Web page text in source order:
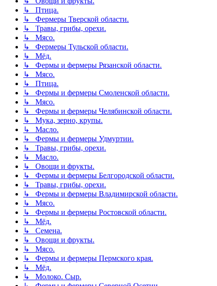
↳ Птица.
↳ Фермеры Тверской области.
↳ Травы, грибы, орехи.
↳ Мясо.
↳ Фермеры Тульской области.
↳ Мёд.
↳ Фермы и фермеры Рязанской области.
↳ Мясо.
↳ Птица.
↳ Фермы и фермеры Смоленской области.
↳ Мясо.
↳ Фермы и фермеры Челябинской области.
↳ Мука, зерно, крупы.
↳ Масло.
↳ Фермы и фермеры Удмуртии.
↳ Травы, грибы, орехи.
↳ Масло.
↳ Овощи и фрукты.
↳ Фермы и фермеры Белгородской области.
↳ Травы, грибы, орехи.
↳ Фермы и фермеры Владимирской области.
↳ Мясо.
↳ Фермы и фермеры Ростовской области.
↳ Мёд.
↳ Семена.
↳ Овощи и фрукты.
↳ Мясо.
↳ Фермы и фермеры Пермского края.
↳ Мёд.
↳ Молоко. Сыр.